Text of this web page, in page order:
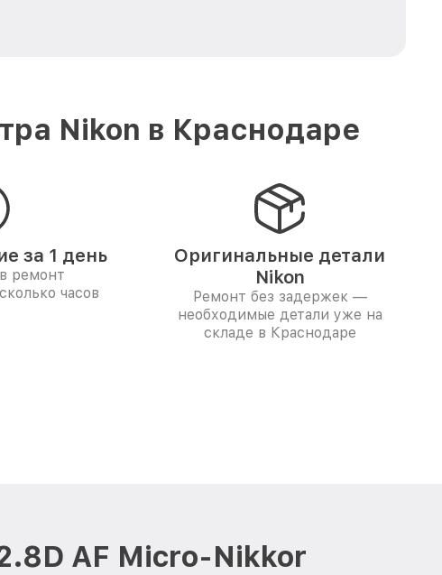
Nikon в Краснодаре
за 1 день
ремонт
часов
Оригинальные детали
Nikon
Ремонт без задержек —
необходимые детали уже на
складе в Краснодаре
AF Micro-Nikkor